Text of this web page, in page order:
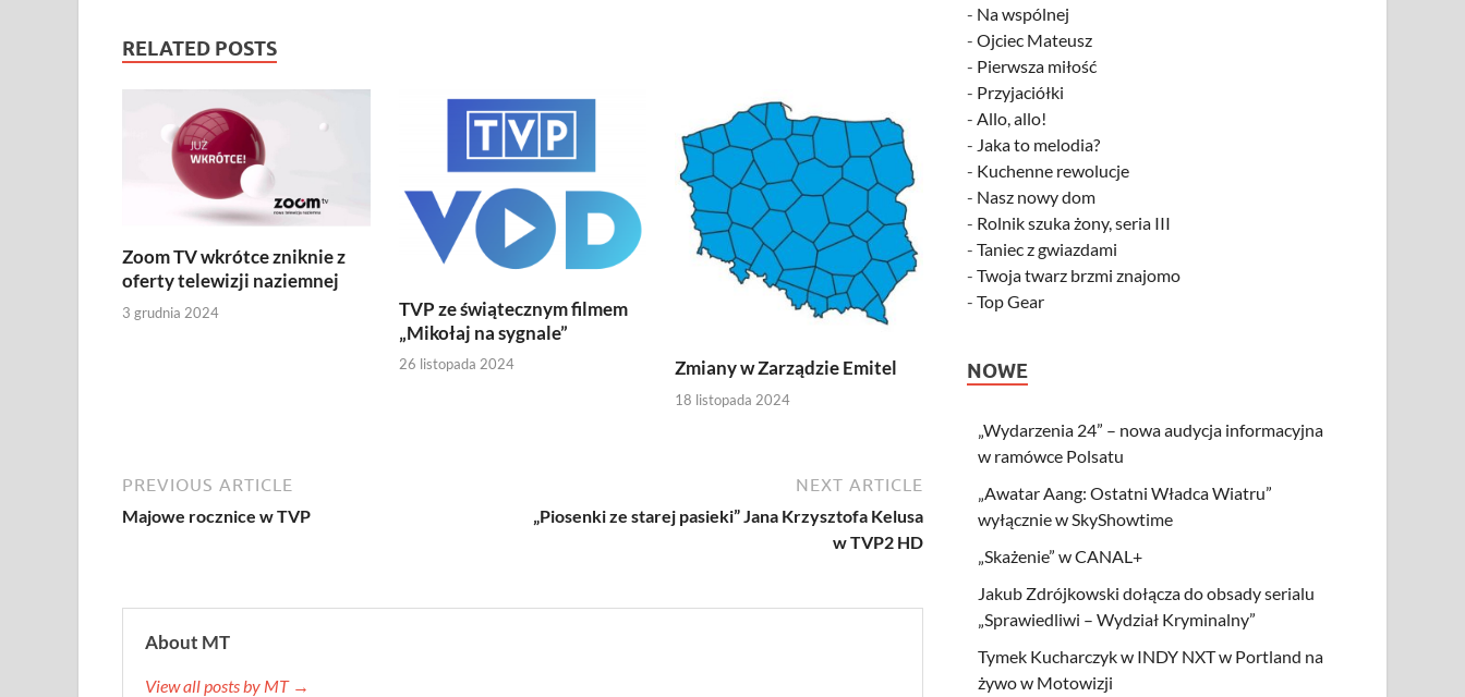
RELATED POSTS
Zoom TV wkrótce zniknie z
oferty telewizji naziemnej
3 grudnia 2024
TVP ze świątecznym filmem
„Mikołaj na sygnale”
26 listopada 2024 Zmiany w Zarządzie Emitel
18 listopada 2024
PREVIOUS ARTICLE
Majowe rocznice w TVP
NEXT ARTICLE
„Piosenki ze starej pasieki” Jana Krzysztofa Kelusa
w TVP2 HD
About MT
View all posts by MT →
- Na wspólnej
-Ojciec Mateusz
- Pierwsza miłość
- Przyjaciółki
-Allo, allo!
- Jaka to melodia?
- Kuchenne rewolucje
- Nasz nowy dom
- Rolnik szuka żony, seria III
-Taniec z gwiazdami
-Twoja twarz brzmi znajomo
-Top Gear
NOWE
„Wydarzenia 24” – nowa audycja informacyjna
w ramówce Polsatu
„Awatar Aang: Ostatni Władca Wiatru”
wyłącznie w SkyShowtime
„Skażenie” w CANAL+
Jakub Zdrójkowski dołącza do obsady serialu
„Sprawiedliwi – Wydział Kryminalny”
Tymek Kucharczyk w INDY NXT w Portland na
żywo w Motowizji